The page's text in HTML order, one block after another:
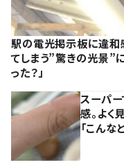
駅の電光掲示板に違
てしまう”驚きの光景”に
った？」
スーパ
感。よく
「こんな